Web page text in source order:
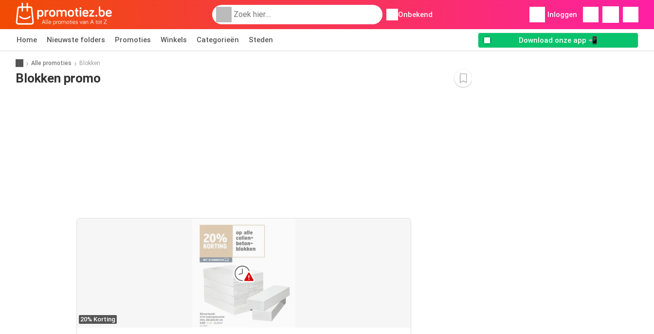
Onbekend Inloggen
Home Nieuwste folders Promoties Winkels Categorieën Steden Download onze app 📲
Alle promoties Blokken
Blokken promo
20% Korting